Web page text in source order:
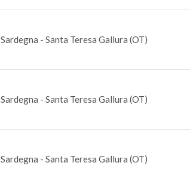
Sardegna - Santa Teresa Gallura (OT)
Sardegna - Santa Teresa Gallura (OT)
Sardegna - Santa Teresa Gallura (OT)